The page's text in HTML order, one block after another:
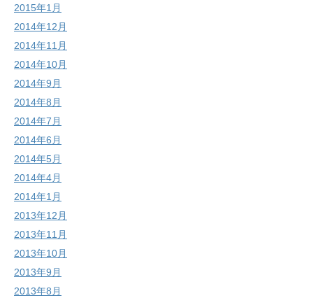
2015年1月
2014年12月
2014年11月
2014年10月
2014年9月
2014年8月
2014年7月
2014年6月
2014年5月
2014年4月
2014年1月
2013年12月
2013年11月
2013年10月
2013年9月
2013年8月